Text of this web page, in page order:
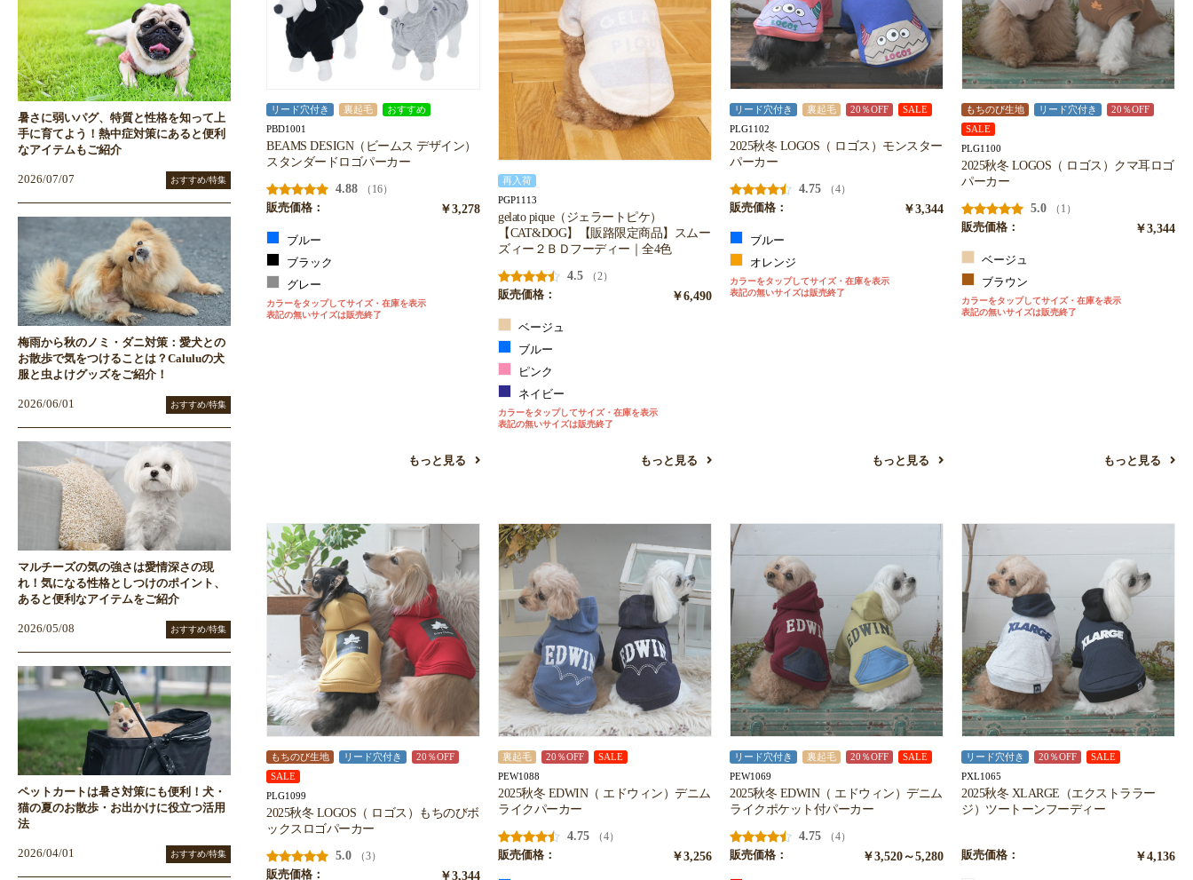
リード穴付き 裏起毛 おすすめ
PBD1001
BEAMS DESIGN（ビームス デザイン）
スタンダードロゴパーカー
4.88
（16）
販売価格：
￥3,278
ブルー
ブラック
グレー
カラーをタップしてサイズ・在庫を表示
表記の無いサイズは販売終了
もっと見る
再入荷
PGP1113
gelato pique（ジェラートピケ）
【CAT&DOG】【販路限定商品】スムー
ズィー２ＢＤフーディー｜全4色
4.5
（2）
販売価格：
￥6,490
ベージュ
ブルー
ピンク
ネイビー
カラーをタップしてサイズ・在庫を表示
表記の無いサイズは販売終了
もっと見る
リード穴付き 裏起毛 20％OFF SALE
PLG1102
2025秋冬 LOGOS（ ロゴス）モンスター
パーカー
4.75
（4）
販売価格：
￥3,344
ブルー
オレンジ
カラーをタップしてサイズ・在庫を表示
表記の無いサイズは販売終了
もっと見る
もちのび生地 リード穴付き
20％OFF
SALE
PLG1100
2025秋冬 LOGOS（ ロゴス）クマ耳ロゴ
パーカー
5.0
（1）
販売価格：
￥3,344
ベージュ
ブラウン
カラーをタップしてサイズ・在庫を表示
表記の無いサイズは販売終了
もっと見る
もちのび生地 リード穴付き
20％OFF
SALE
PLG1099
2025秋冬 LOGOS（ ロゴス）もちのびボ
ックスロゴパーカー
5.0
（3）
販売価格：
￥3,344
裏起毛 20％OFF SALE
PEW1088
2025秋冬 EDWIN（ エドウィン）デニム
ライクパーカー
4.75
（4）
販売価格：
￥3,256
リード穴付き 裏起毛 20％OFF SALE
PEW1069
2025秋冬 EDWIN（ エドウィン）デニム
ライクポケット付パーカー
4.75
（4）
販売価格：
￥3,520～5,280
リード穴付き 20％OFF SALE
PXL1065
2025秋冬 XLARGE（エクストララー
ジ）ツートーンフーディー
販売価格： ￥4,136
暑さに弱いパグ、特質と性格を知って上
手に育てよう！熱中症対策にあると便利
なアイテムもご紹介
2026/07/07 おすすめ/特集
梅雨から秋のノミ・ダニ対策：愛犬との
お散歩で気をつけることは？Caluluの犬
服と虫よけグッズをご紹介！
2026/06/01 おすすめ/特集
マルチーズの気の強さは愛情深さの現
れ！気になる性格としつけのポイント、
あると便利なアイテムをご紹介
2026/05/08 おすすめ/特集
ペットカートは暑さ対策にも便利！犬・
猫の夏のお散歩・お出かけに役立つ活用
法
2026/04/01 おすすめ/特集